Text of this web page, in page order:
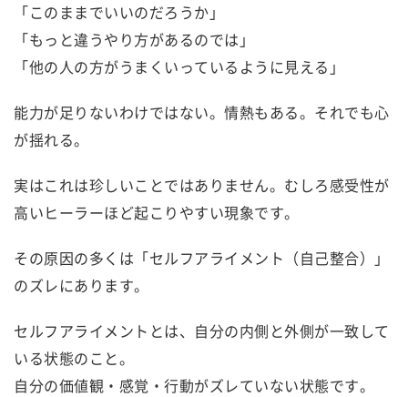
「このままでいいのだろうか」
「もっと違うやり方があるのでは」
「他の人の方がうまくいっているように見える」
能力が足りないわけではない。情熱もある。それでも心
が揺れる。
実はこれは珍しいことではありません。むしろ感受性が
高いヒーラーほど起こりやすい現象です。
その原因の多くは「セルフアライメント（自己整合）」
のズレにあります。
セルフアライメントとは、自分の内側と外側が一致して
いる状態のこと。
自分の価値観・感覚・行動がズレていない状態です。